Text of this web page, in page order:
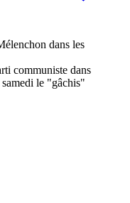
communiste dans
le "gâchis"